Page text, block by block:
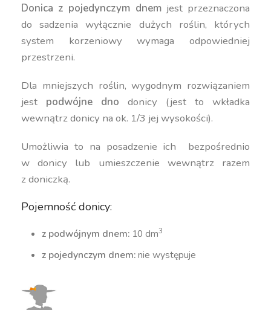
Donica z pojedynczym dnemjest przeznaczona
do sadzenia wyłącznie dużych roślin, których
system korzeniowy wymaga odpowiedniej
przestrzeni.
Dla mniejszych roślin, wygodnym rozwiązaniem
jest podwójne dno donicy (jest to wkładka
wewnątrz donicy na ok. 1/3 jej wysokości).
Umożliwia to na posadzenie ich bezpośrednio
w donicy lub umieszczenie wewnątrz razem
z doniczką.
Pojemność donicy:
z podwójnym dnem: 10 dm3
z pojedynczym dnem:nie występuje